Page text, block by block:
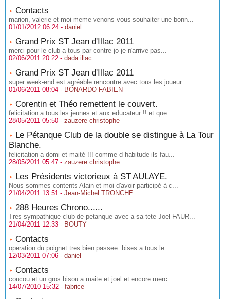
Contacts
marion, valerie et moi meme venons vous souhaiter une bonn...
01/01/2012 06:24 - daniel
Grand Prix ST Jean d'Illac 2011
merci pour le club a tous par contre jo je n'arrive pas...
02/06/2011 20:22 - dada illac
Grand Prix ST Jean d'Illac 2011
super week-end est agréable rencontre avec tous les joueur...
01/06/2011 08:04 - BONARDO FABIEN
Corentin et Théo remettent le couvert.
felicitation a tous les jeunes et aux educateur !! et que...
28/05/2011 05:50 - zauzere christophe
Le Pétanque Club de la double se distingue à La Tour
Blanche.
felicitation a domi et maité !!! comme d habitude ils fau...
28/05/2011 05:47 - zauzere christophe
Les Présidents victorieux à ST AULAYE.
Nous sommes contents Alain et moi d'avoir participé à c...
21/04/2011 13:51 - Jean-Michel TRONCHE
288 Heures Chrono......
Tres sympathique club de petanque avec a sa tete Joel FAUR...
21/04/2011 12:33 - BOUTY
Contacts
operation du poignet tres bien passee. bises a tous le...
12/03/2011 07:06 - daniel
Contacts
coucou et un gros bisou a maite et joel et encore merc...
14/07/2010 15:32 - fabrice